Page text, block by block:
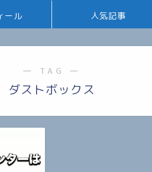
ール 人気記事
― TAG ―
ダストボックス